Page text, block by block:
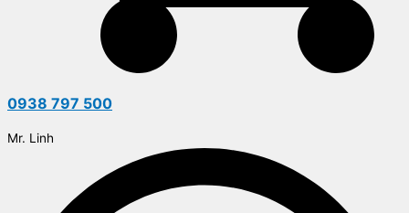
0938 797 500
Mr. Linh